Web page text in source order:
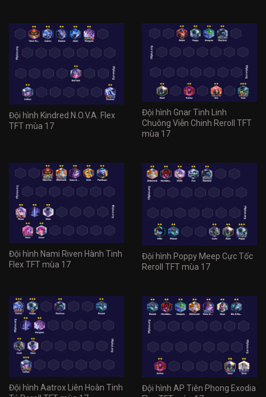
Đội hình Kindred N.O.V.A. Flex
TFT mùa 17
Đội hình Gnar Tinh Linh
Chuông Viễn Chinh Reroll TFT
mùa 17
Đội hình Nami Riven Hành Tinh
Flex TFT mùa 17
Đội hình Poppy Meep Cực Tốc
Reroll TFT mùa 17
Đội hình Aatrox Liên Hoàn Tinh
Đội hình AP Tiên Phong Exodia